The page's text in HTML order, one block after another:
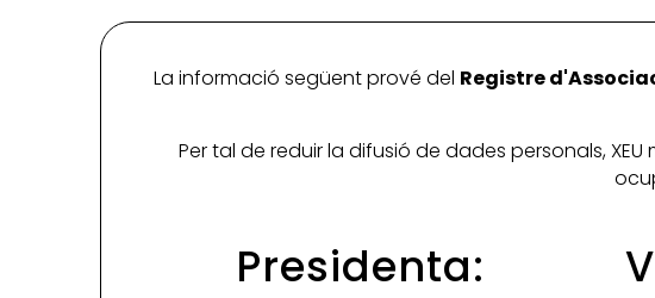
La informació següent prové del Registre
Per tal de reduir la difusió de dades personals,
Presidenta: